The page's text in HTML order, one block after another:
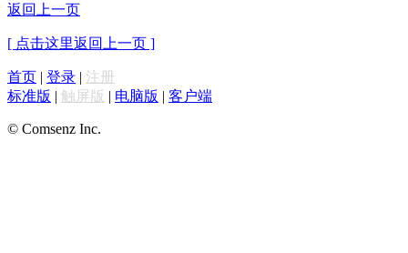
返回上一页
[ 点击这里返回上一页 ]
首页 | 登录 | 注册
标准版 | 触屏版 | 电脑版 | 客户端
© Comsenz Inc.